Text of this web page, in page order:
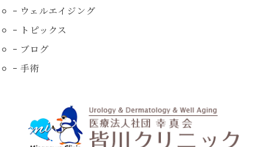
ウェルエイジング
トピックス
ブログ
手術